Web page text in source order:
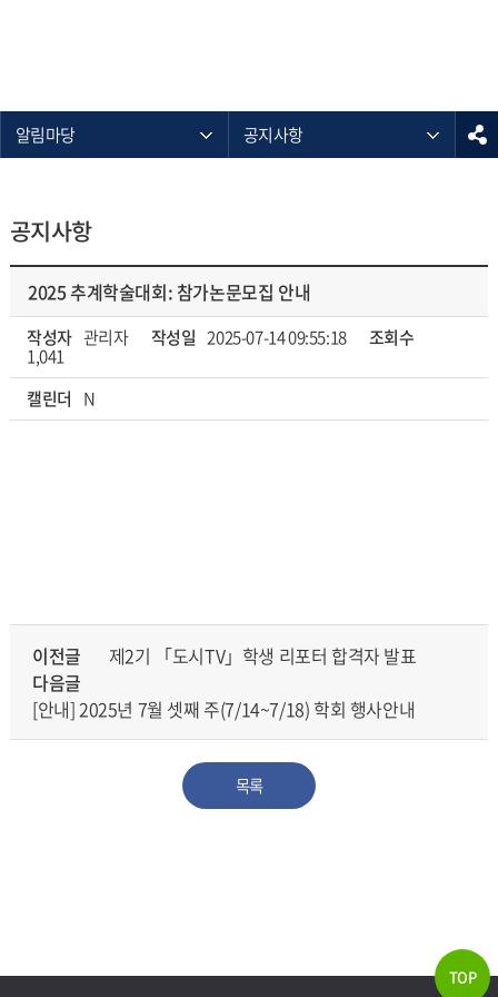
알림마당 공지사항
공지사항
2025 추계학술대회: 참가논문모집 안내
작성자 관리자 작성일 2025-07-14 09:55:18 조회수
1,041
캘린더 N
이전글
제2기 「도시TV」학생 리포터 합격자 발표
다음글
[안내] 2025년 7월 셋째 주(7/14~7/18) 학회 행사안내
목록
TOP